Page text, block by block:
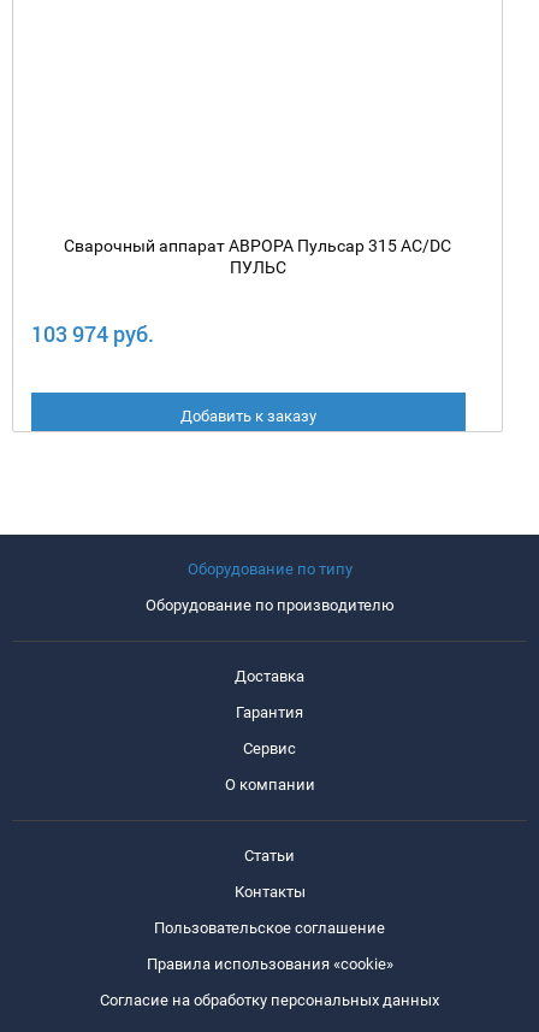
Сварочный аппарат АВРОРА Пульсар 315 AC/DC
ПУЛЬС
103 974 руб.
Добавить к заказу
Оборудование по типу
Оборудование по производителю
Доставка
Гарантия
Сервис
О компании
Статьи
Контакты
Пользовательское соглашение
Правила использования «cookie»
Согласие на обработку персональных данных